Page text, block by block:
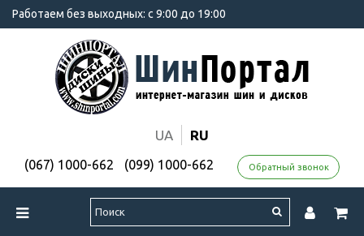
Работаем без выходных: с 9:00 до 19:00
UA RU
(067) 1000-662 (099) 1000-662 Обратный звонок